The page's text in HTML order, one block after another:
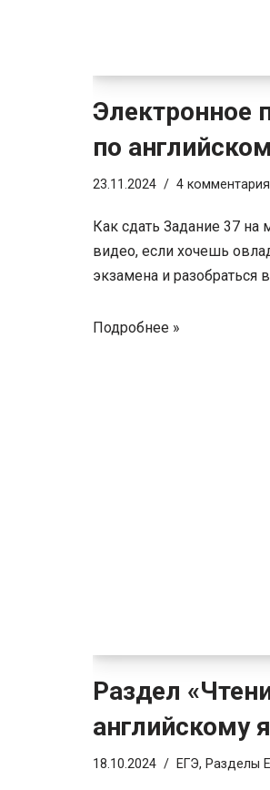
Электронное
по
23.11.2024 4 комментария
Как сдать Задание 37
видео, если хочешь
экзамена и разобраться
Подробнее »
Раздел
английскому
18.10.2024 ЕГЭ, Разделы